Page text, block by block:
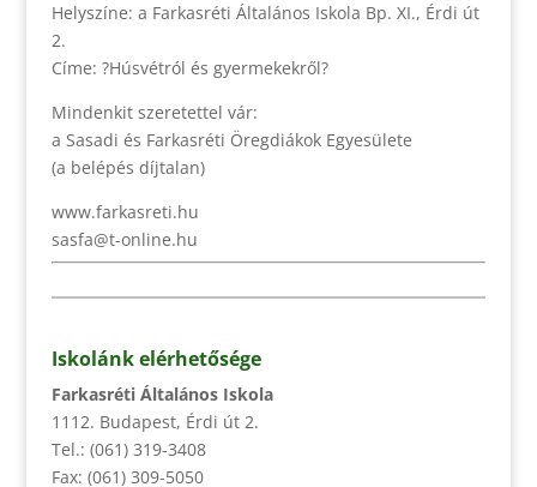
Helyszíne: a Farkasréti Általános Iskola Bp. XI., Érdi út
2.
Címe: ?Húsvétról és gyermekekről?
Mindenkit szeretettel vár:
a Sasadi és Farkasréti Öregdiákok Egyesülete
(a belépés díjtalan)
www.farkasreti.hu
sasfa@t-online.hu
Iskolánk elérhetősége
Farkasréti Általános Iskola
1112. Budapest, Érdi út 2.
Tel.: (061) 319-3408
Fax: (061) 309-5050